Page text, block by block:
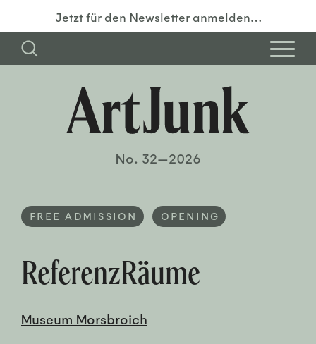
Jetzt für den Newsletter anmelden…
No. 32—2026
FREE ADMISSION OPENING
ReferenzRäume
Museum Morsbroich